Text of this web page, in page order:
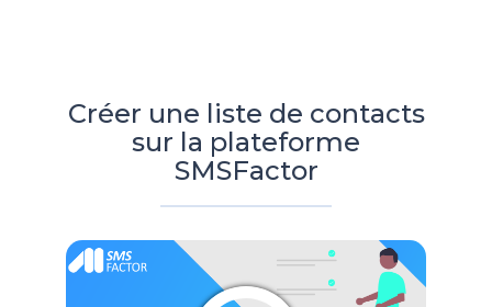
Créer une liste de contacts
sur la plateforme
SMSFactor